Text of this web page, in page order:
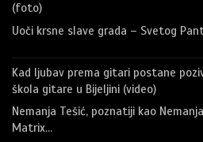
(foto)
Uoči krsne slave grada – Svetog
Kad ljubav prema gitari postane
škola gitare u Bijeljini (video)
Nemanja Tešić, poznatiji kao
Matrix…